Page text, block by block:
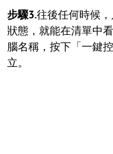
步驟3.往後任何時候
狀態，就能在清單中
腦名稱，按下「一鍵
立。